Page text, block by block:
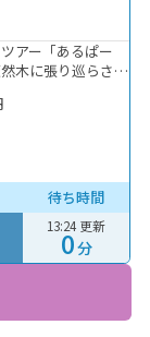
アー「あるぱー
木に張り巡らされ
ふわ楽しく遊べる
方は自由！寝転ん
したり、自由な発
できます！ ※30
なります。（1回
制限あり） ※最大
入退場時間含む）
アルパカさんたち
り アクリルに囲
ら安全にエサあげ
※アルパカのエサ
待ち時間
13:24 更新
0分